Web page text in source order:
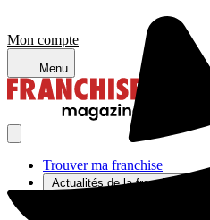
Mon compte
Menu
Trouver ma franchise
Actualités de la franchise